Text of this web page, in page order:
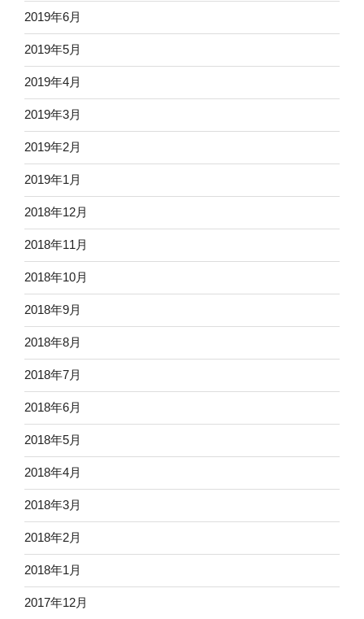
2019年6月
2019年5月
2019年4月
2019年3月
2019年2月
2019年1月
2018年12月
2018年11月
2018年10月
2018年9月
2018年8月
2018年7月
2018年6月
2018年5月
2018年4月
2018年3月
2018年2月
2018年1月
2017年12月